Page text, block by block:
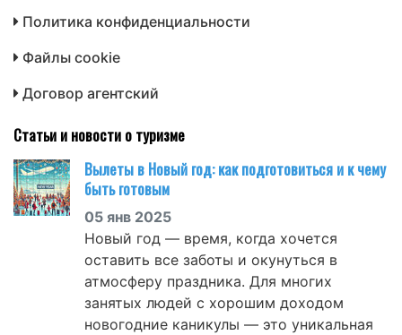
Политика конфиденциальности
Файлы cookie
Договор агентский
Статьи и новости о туризме
Вылеты в Новый год: как подготовиться и к чему
быть готовым
05 янв 2025
Новый год — время, когда хочется
оставить все заботы и окунуться в
атмосферу праздника. Для многих
занятых людей с хорошим доходом
новогодние каникулы — это уникальная